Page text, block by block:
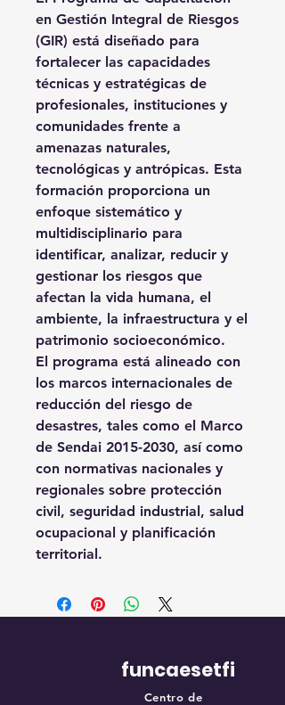
en Gestión Integral de Riesgos
(GIR) está diseñado para
fortalecer las capacidades
técnicas y estratégicas de
profesionales, instituciones y
comunidades frente a
amenazas naturales,
tecnológicas y antrópicas. Esta
formación proporciona un
enfoque sistemático y
multidisciplinario para
identificar, analizar, reducir y
gestionar los riesgos que
afectan la vida humana, el
ambiente, la infraestructura y el
patrimonio socioeconómico.
El programa está alineado con
los marcos internacionales de
reducción del riesgo de
desastres, tales como el Marco
de Sendai 2015-2030, así como
con normativas nacionales y
regionales sobre protección
civil, seguridad industrial, salud
ocupacional y planificación
territorial.
funcaesetfi
Centro de